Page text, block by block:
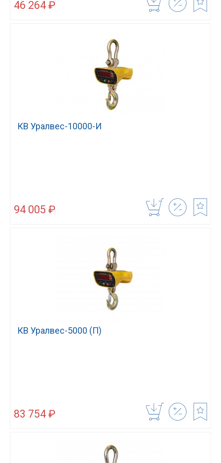
46 264 ₽
КВ Уралвес-10000-И
94 005 ₽
КВ Уралвес-5000 (П)
83 754 ₽